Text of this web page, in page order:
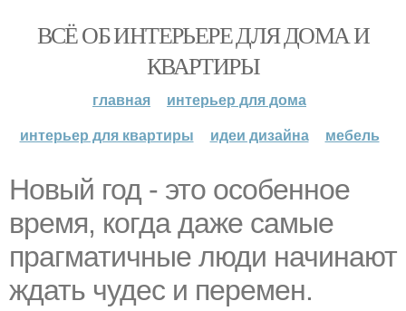
ВСЁ ОБ ИНТЕРЬЕРЕ ДЛЯ ДОМА И
КВАРТИРЫ
главная
интерьер для дома
интерьер для квартиры
идеи дизайна мебель
Новый год - это особенное
время, когда даже самые
прагматичные люди начинают
ждать чудес и перемен.